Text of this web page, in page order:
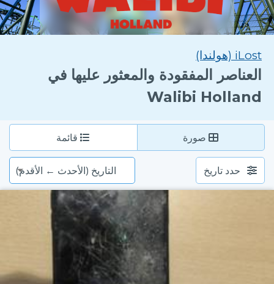
iLost (هولندا)
العناصر المفقودة والمعثور عليها في
Walibi Holland
صورة قائمة
حدد تاريخ